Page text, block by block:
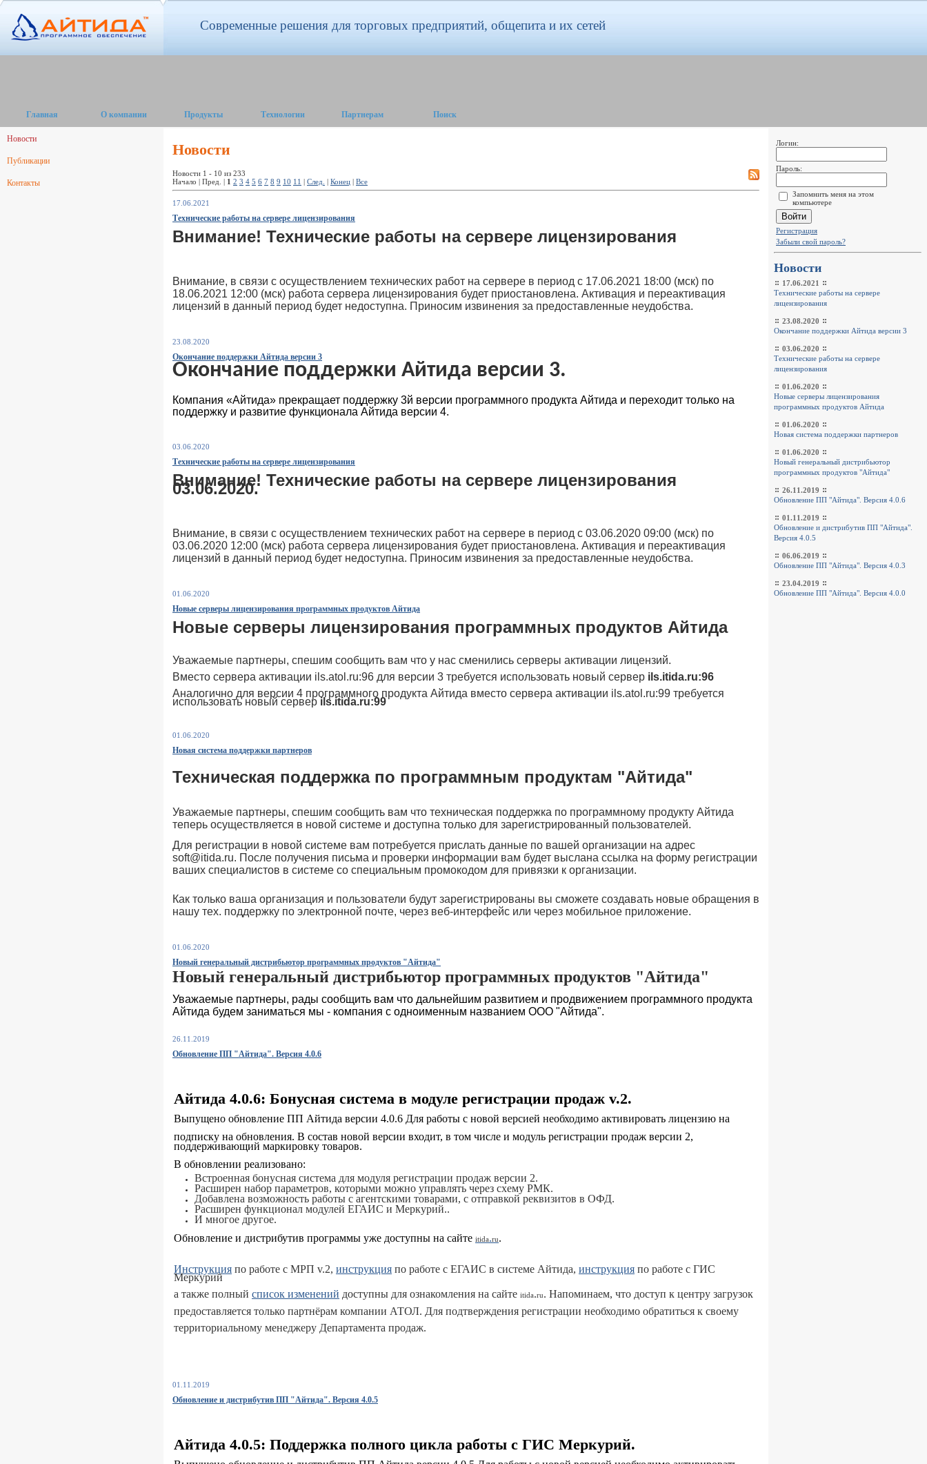
Современные решения для торговых предприятий, общепита и их сетей
Главная О компании Продукты Технологии Партнерам Поиск
Новости
Публикации
Контакты
Новости
Новости 1 - 10 из 233
Начало | Пред. | 1 2 3 4 5 6 7 8 9 10 11 | След. | Конец | Все
17.06.2021
Технические работы на сервере лицензирования
Внимание! Технические работы на сервере лицензирования
Внимание, в связи с осуществлением технических работ на сервере в период с 17.06.2021 18:00 (мск) по
18.06.2021 12:00 (мск) работа сервера лицензирования будет приостановлена. Активация и переактивация
лицензий в данный период будет недоступна. Приносим извинения за предоставленные неудобства.
23.08.2020
Окончание поддержки Айтида версии 3
Окончание поддержки Айтида версии 3.
Компания «Айтида» прекращает поддержку 3й версии программного продукта Айтида и переходит только на
поддержку и развитие функционала Айтида версии 4.
03.06.2020
Технические работы на сервере лицензирования
Внимание! Технические работы на сервере лицензирования
03.06.2020.
Внимание, в связи с осуществлением технических работ на сервере в период с 03.06.2020 09:00 (мск) по
03.06.2020 12:00 (мск) работа сервера лицензирования будет приостановлена. Активация и переактивация
лицензий в данный период будет недоступна. Приносим извинения за предоставленные неудобства.
01.06.2020
Новые серверы лицензирования программных продуктов Айтида
Новые серверы лицензирования программных продуктов Айтида
Уважаемые партнеры, спешим сообщить вам что у нас сменились серверы активации лицензий.
Вместо сервера активации ils.atol.ru:96 для версии 3 требуется использовать новый сервер ils.itida.ru:96
Аналогично для версии 4 программного продукта Айтида вместо сервера активации ils.atol.ru:99 требуется
использовать новый сервер ils.itida.ru:99
01.06.2020
Новая система поддержки партнеров
Техническая поддержка по программным продуктам "Айтида"
Уважаемые партнеры, спешим сообщить вам что техническая поддержка по программному продукту Айтида
теперь осуществляется в новой системе и доступна только для зарегистрированный пользователей.
Для регистрации в новой системе вам потребуется прислать данные по вашей организации на адрес
soft@itida.ru. После получения письма и проверки информации вам будет выслана ссылка на форму регистрации
ваших специалистов в системе со специальным промокодом для привязки к организации.
Как только ваша организация и пользователи будут зарегистрированы вы сможете создавать новые обращения в
нашу тех. поддержку по электронной почте, через веб-интерфейс или через мобильное приложение.
01.06.2020
Новый генеральный дистрибьютор программных продуктов "Айтида"
Новый генеральный дистрибьютор программных продуктов "Айтида"
Уважаемые партнеры, рады сообщить вам что дальнейшим развитием и продвижением программного продукта
Айтида будем заниматься мы - компания с одноименным названием ООО "Айтида".
26.11.2019
Обновление ПП "Айтида". Версия 4.0.6
Айтида 4.0.6: Бонусная система в модуле регистрации продаж v.2.
Выпущено обновление ПП Айтида версии 4.0.6 Для работы с новой версией необходимо активировать лицензию на
подписку на обновления. В состав новой версии входит, в том числе и модуль регистрации продаж версии 2,
поддерживающий маркировку товаров.
В обновлении реализовано:
Встроенная бонусная система для модуля регистрации продаж версии 2.
Расширен набор параметров, которыми можно управлять через схему РМК.
Добавлена возможность работы с агентскими товарами, с отправкой реквизитов в ОФД.
Расширен функционал модулей ЕГАИС и Меркурий..
И многое другое.
Обновление и дистрибутив программы уже доступны на сайте itida.ru.
Инструкция по работе с МРП v.2, инструкция по работе с ЕГАИС в системе Айтида, инструкция по работе с ГИС
Меркурий
а также полный список изменений доступны для ознакомления на сайте itida.ru. Напоминаем, что доступ к центру загрузок
предоставляется только партнёрам компании АТОЛ. Для подтверждения регистрации необходимо обратиться к своему
территориальному менеджеру Департамента продаж.
01.11.2019
Обновление и дистрибутив ПП "Айтида". Версия 4.0.5
Айтида 4.0.5: Поддержка полного цикла работы с ГИС Меркурий.
Логин:
Пароль:
Запомнить меня на этом
компьютере
Регистрация
Забыли свой пароль?
Новости
17.06.2021
Технические работы на сервере
лицензирования
23.08.2020
Окончание поддержки Айтида версии 3
03.06.2020
Технические работы на сервере
лицензирования
01.06.2020
Новые серверы лицензирования
программных продуктов Айтида
01.06.2020
Новая система поддержки партнеров
01.06.2020
Новый генеральный дистрибьютор
программных продуктов "Айтида"
26.11.2019
Обновление ПП "Айтида". Версия 4.0.6
01.11.2019
Обновление и дистрибутив ПП "Айтида".
Версия 4.0.5
06.06.2019
Обновление ПП "Айтида". Версия 4.0.3
23.04.2019
Обновление ПП "Айтида". Версия 4.0.0